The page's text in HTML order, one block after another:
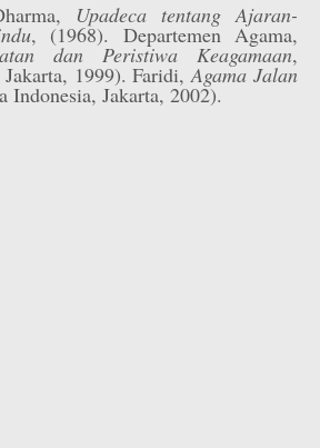
Upadeca tentang Ajaran-
, (1968). Departemen Agama,
dan Peristiwa Keagamaan,
Jakarta, 1999). Faridi,Agama Jalan
Indonesia, Jakarta, 2002).